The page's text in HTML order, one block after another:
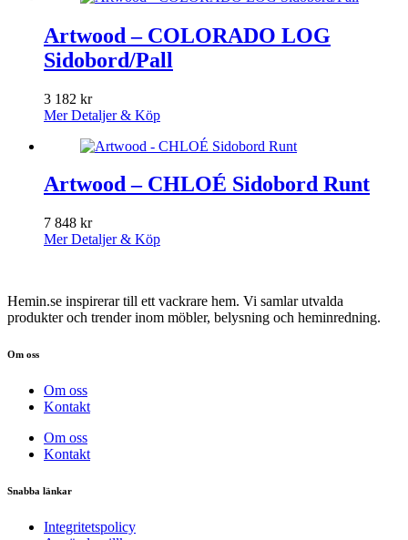
Artwood – COLORADO LOG
Sidobord/Pall
3 182 kr
Mer Detaljer & Köp
Artwood – CHLOÉ Sidobord Runt
7 848 kr
Mer Detaljer & Köp
Hemin.se inspirerar till ett vackrare hem. Vi samlar utvalda
produkter och trender inom möbler, belysning och heminredning.
Om oss
Om oss
Kontakt
Om oss
Kontakt
Snabba länkar
Integritetspolicy